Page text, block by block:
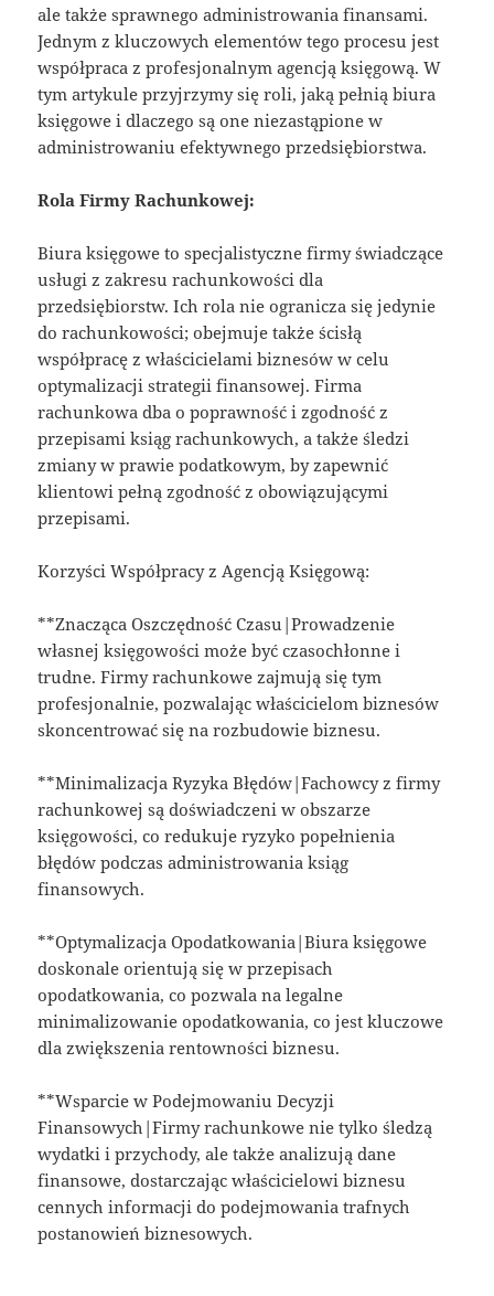
ale także sprawnego administrowania finansami.
Jednym z kluczowych elementów tego procesu jest
współpraca z profesjonalnym agencją księgową. W
tym artykule przyjrzymy się roli, jaką pełnią biura
księgowe i dlaczego są one niezastąpione w
administrowaniu efektywnego przedsiębiorstwa.
Rola Firmy Rachunkowej:
Biura księgowe to specjalistyczne firmy świadczące
usługi z zakresu rachunkowości dla
przedsiębiorstw. Ich rola nie ogranicza się jedynie
do rachunkowości; obejmuje także ścisłą
współpracę z właścicielami biznesów w celu
optymalizacji strategii finansowej. Firma
rachunkowa dba o poprawność i zgodność z
przepisami ksiąg rachunkowych, a także śledzi
zmiany w prawie podatkowym, by zapewnić
klientowi pełną zgodność z obowiązującymi
przepisami.
Korzyści Współpracy z Agencją Księgową:
**Znacząca Oszczędność Czasu|Prowadzenie
własnej księgowości może być czasochłonne i
trudne. Firmy rachunkowe zajmują się tym
profesjonalnie, pozwalając właścicielom biznesów
skoncentrować się na rozbudowie biznesu.
**Minimalizacja Ryzyka Błędów|Fachowcy z firmy
rachunkowej są doświadczeni w obszarze
księgowości, co redukuje ryzyko popełnienia
błędów podczas administrowania ksiąg
finansowych.
**Optymalizacja Opodatkowania|Biura księgowe
doskonale orientują się w przepisach
opodatkowania, co pozwala na legalne
minimalizowanie opodatkowania, co jest kluczowe
dla zwiększenia rentowności biznesu.
**Wsparcie w Podejmowaniu Decyzji
Finansowych|Firmy rachunkowe nie tylko śledzą
wydatki i przychody, ale także analizują dane
finansowe, dostarczając właścicielowi biznesu
cennych informacji do podejmowania trafnych
postanowień biznesowych.